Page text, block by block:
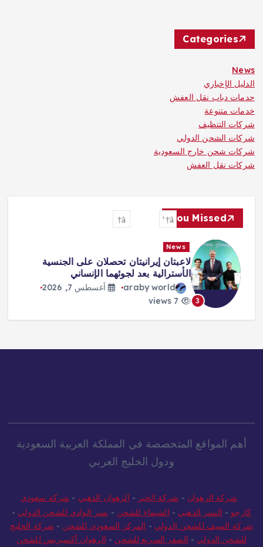
Categories
News
الدليل الإخباري
حدمات دباب نقل العفش
خدمات متنوعة
شركات التنظيف
شركات الشحن الدولي
شركات شحن خارج السعودية
شركات نقل العفش
You Missed
3
News
لاعبتان إيرانيتان تحصلان على الجنسية
الأسترالية بعد لجوئهما الإنساني
araby world
أغسطس 7, 2026
7 views
أهم المواقع المتخصصة في المملكة العربية السعودية
ودول الخليج العربي
شركة الرهوان - شركة الخير - الرهوان الذهبي - شركة سعودي
كارجو - النسر الذهبي - الشيماء للشحن - نسر الوادي للشحن الدولي -
شركة السيف للشحن الدولي - المركز السعودي للشحن - شركة الخليج
للشحن الدولي - الصقر السريع للشحن - الرهوان أكسبريس للشحن